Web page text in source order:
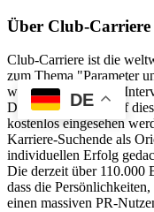
DE
Über Club-Carriere
Club-Carriere ist die
zum Thema "Parameter
wurden über 40.000
Die Analyse kann auf
kostenlos eingesehen
Karriere-Suchende als
individuellen Erfolg
Die derzeit über 110.000
dass die
einen massiven PR-